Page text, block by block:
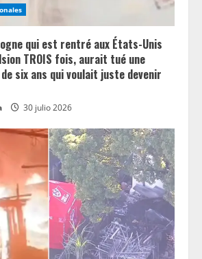
qui est rentré aux États-Unis
TROIS fois, aurait tué une
six ans qui voulait juste devenir
30 julio 2026